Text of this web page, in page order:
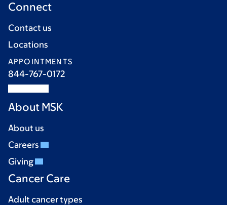
Connect
Contact us
Locations
APPOINTMENTS
844-767-0172
About MSK
About us
Careers
Giving
Cancer Care
Adult cancer types